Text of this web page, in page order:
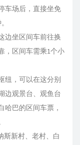
车场后，直接坐免
边坐区间车前往换
，区间车需乘1个小
纽，可以在这分别
边观景台、观鱼台
哈巴的区间车票，
斯新村、老村、白